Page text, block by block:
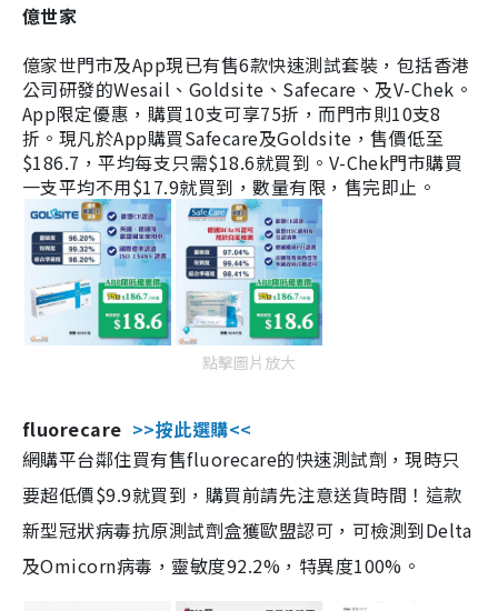
億世家
億家世門市及App現已有售6款快速測試套裝，包括香港
公司研發的Wesail、Goldsite、Safecare、及V-Chek。
App限定優惠，購買10支可享75折，而門市則10支8
折。現凡於App購買Safecare及Goldsite，售價低至
$186.7，平均每支只需$18.6就買到。V-Chek門市購買
一支平均不用$17.9就買到，數量有限，售完即止。
點擊圖片放大
fluorecare >>按此選購<<
網購平台鄰住買有售fluorecare的快速測試劑，現時只
要超低價$9.9就買到，購買前請先注意送貨時間！這款
新型冠狀病毒抗原測試劑盒獲歐盟認可，可檢測到Delta
及Omicorn病毒，靈敏度92.2%，特異度100%。